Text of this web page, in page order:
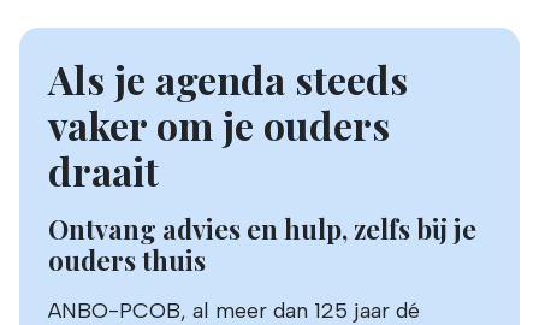
Als je agenda steeds
vaker om je ouders
draait
Ontvang advies en hulp, zelfs bij je
ouders thuis
ANBO-PCOB, al meer dan 125 jaar dé